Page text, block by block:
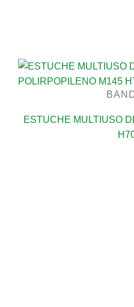
ESTUCHE MULTIUSO